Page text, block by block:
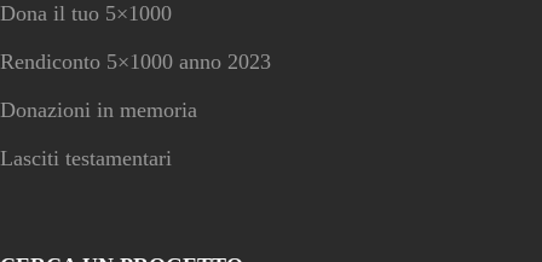
Dona il tuo 5×1000
Rendiconto 5×1000 anno 2023
Donazioni in memoria
Lasciti testamentari